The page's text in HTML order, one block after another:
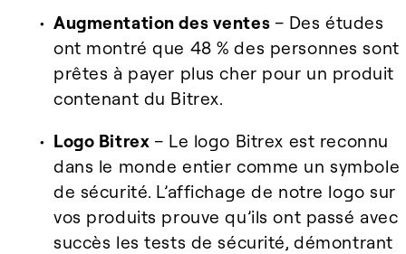
Augmentation des ventes – Des études
ont montré que 48 % des personnes sont
prêtes à payer plus cher pour un produit
contenant du Bitrex.
Logo Bitrex – Le logo Bitrex est reconnu
dans le monde entier comme un symbole
de sécurité. L’affichage de notre logo sur
vos produits prouve qu’ils ont passé avec
succès les tests de sécurité, démontrant